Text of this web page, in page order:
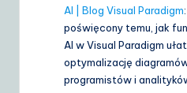
AI | Blog Visual Paradigm
poświęcony temu, jak
AI w Visual Paradigm
optymalizację
programistów i